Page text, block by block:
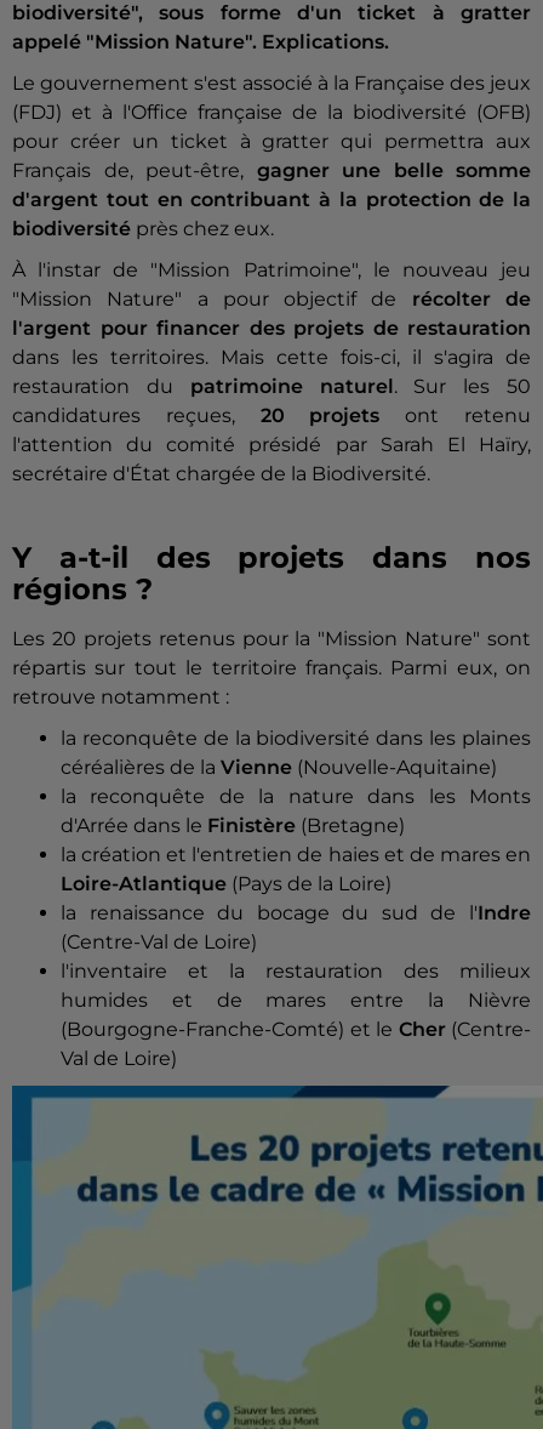
biodiversité", sous forme d'un ticket à gratter
appelé "Mission Nature". Explications.
Le gouvernement s'est associé à la Française des jeux
(FDJ) et à l'Office française de la biodiversité (OFB)
pour créer un ticket à gratter qui permettra aux
Français de, peut-être, gagner une belle somme
d'argent tout en contribuant à la protection de la
biodiversité près chez eux.
À l'instar de "Mission Patrimoine", le nouveau jeu
"Mission Nature" a pour objectif de récolter de
l'argent pour financer des projets de restauration
dans les territoires. Mais cette fois-ci, il s'agira de
restauration du patrimoine naturel . Sur les 50
candidatures reçues,20 projetsont retenu
l'attention du comité présidé par Sarah El Haïry,
secrétaire d'État chargée de la Biodiversité.
Y a-t-il des projets dans nos
régions ?
Les 20 projets retenus pour la "Mission Nature" sont
répartis sur tout le territoire français. Parmi eux, on
retrouve notamment :
la reconquête de la biodiversité dans les plaines
céréalières de la Vienne (Nouvelle-Aquitaine)
la reconquête de la nature dans les Monts
d'Arrée dans le Finistère (Bretagne)
la création et l'entretien de haies et de mares en
Loire-Atlantique (Pays de la Loire)
la renaissance du bocage du sud de l'Indre
(Centre-Val de Loire)
l'inventaire et la restauration des milieux
humides et de mares entre la Nièvre
(Bourgogne-Franche-Comté) et le Cher (Centre-
Val de Loire)